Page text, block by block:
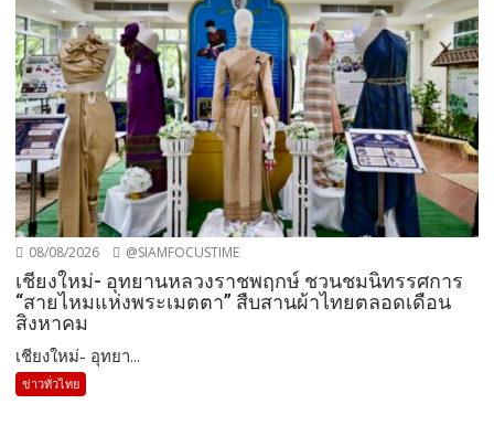
08/08/2026 @SIAMFOCUSTIME
เชียงใหม่- อุทยานหลวงราชพฤกษ์ ชวนชมนิทรรศการ
“สายไหมแห่งพระเมตตา” สืบสานผ้าไทยตลอดเดือน
สิงหาคม
เชียงใหม่- อุทยา...
ข่าวทั่วไทย